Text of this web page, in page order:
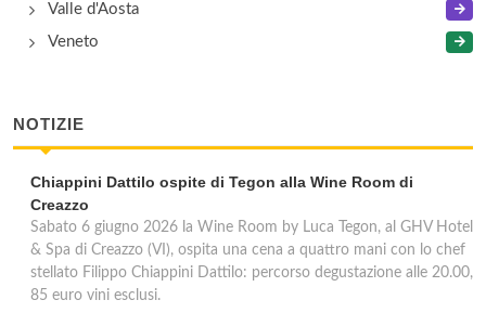
Valle d'Aosta
Veneto
NOTIZIE
Chiappini Dattilo ospite di Tegon alla Wine Room di
Creazzo
Sabato 6 giugno 2026 la Wine Room by Luca Tegon, al GHV Hotel
& Spa di Creazzo (VI), ospita una cena a quattro mani con lo chef
stellato Filippo Chiappini Dattilo: percorso degustazione alle 20.00,
85 euro vini esclusi.